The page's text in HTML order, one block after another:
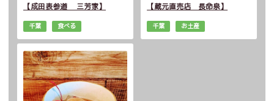
【成田表参道 三芳家】
千葉 食べる
【蔵元直売店 長命泉】
千葉 お土産